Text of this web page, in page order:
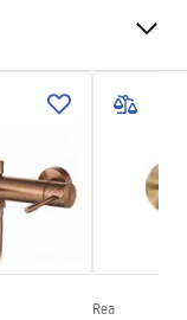
Rea